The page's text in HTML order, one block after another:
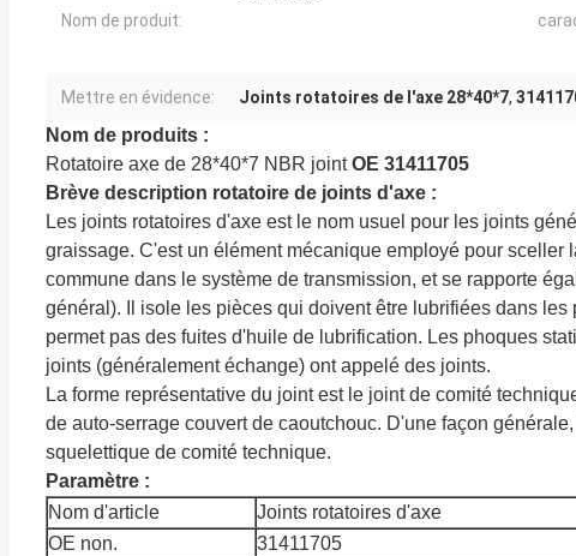
Nom de produit:
Mettre en évidence: Joints rotatoires de l'axe 28*40*7,
Nom de produits :
Rotatoire axe de 28*40*7 NBR jointOE 31411705
Brève description rotatoire de joints d'axe :
Les joints rotatoires d'axe est le nom usuel pour les joints
graissage. C'est un élément mécanique employé pour
commune dans le système de transmission, et se rapporte
général). Il isole les pièces qui doivent être lubrifiées dans
permet pas des fuites d'huile de lubrification. Les phoques
joints (généralement échange) ont appelé des joints.
La forme représentative du joint est le joint de comité
de auto-serrage couvert de caoutchouc. D'une façon
squelettique de comité technique.
Paramètre :
Nom d'article
Joints rotatoires d'axe
OE non.
31411705